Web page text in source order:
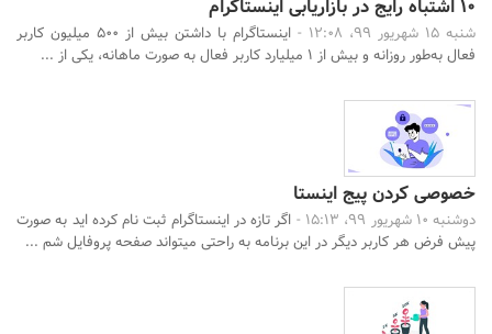
10 اشتباه رایج در بازاریابی اینستاگرام
شنبه 15 شهریور 99، 12:08 -
اینستاگرام با داشتن بیش از 500 میلیون کاربر
فعال به‌طور روزانه و بیش از 1 میلیارد کاربر فعال به‌ صورت ماهانه، یکی از ...
خصوصی کردن پیج اینستا
دوشنبه 10 شهریور 99، 15:13 -
اگر تازه در اینستاگرام ثبت نام کرده اید به صورت
پیش فرض هر کاربر دیگر در این برنامه به راحتی میتواند صفحه پروفایل شم ...